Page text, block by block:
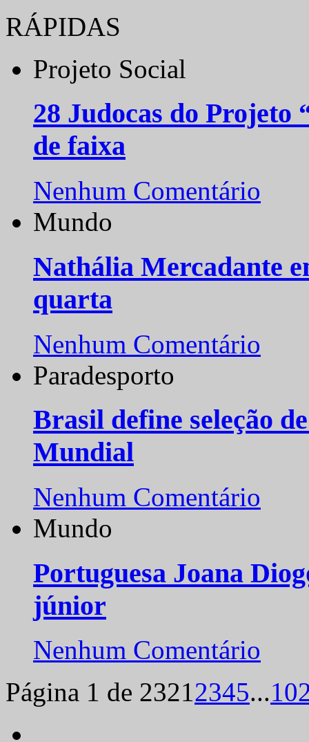
RÁPIDAS
Projeto Social
28 Judocas do
de faixa
Nenhum Comentário
Mundo
Nathália Mercadante
quarta
Nenhum Comentário
Paradesporto
Brasil define seleção
Mundial
Nenhum Comentário
Mundo
Portuguesa Joana
júnior
Nenhum Comentário
Página 1 de 23212345...10